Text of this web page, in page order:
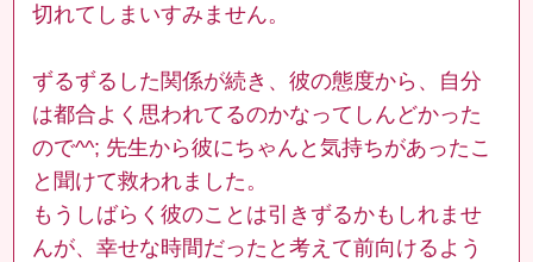
切れてしまいすみません。
ずるずるした関係が続き、彼の態度から、自分
は都合よく思われてるのかなってしんどかった
ので^^; 先生から彼にちゃんと気持ちがあったこ
と聞けて救われました。
もうしばらく彼のことは引きずるかもしれませ
んが、幸せな時間だったと考えて前向けるよう